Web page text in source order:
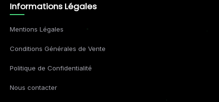
Informations Légales
Mentions Légales
Conditions Générales de Vente
Politique de Confidentialité
Nous contacter